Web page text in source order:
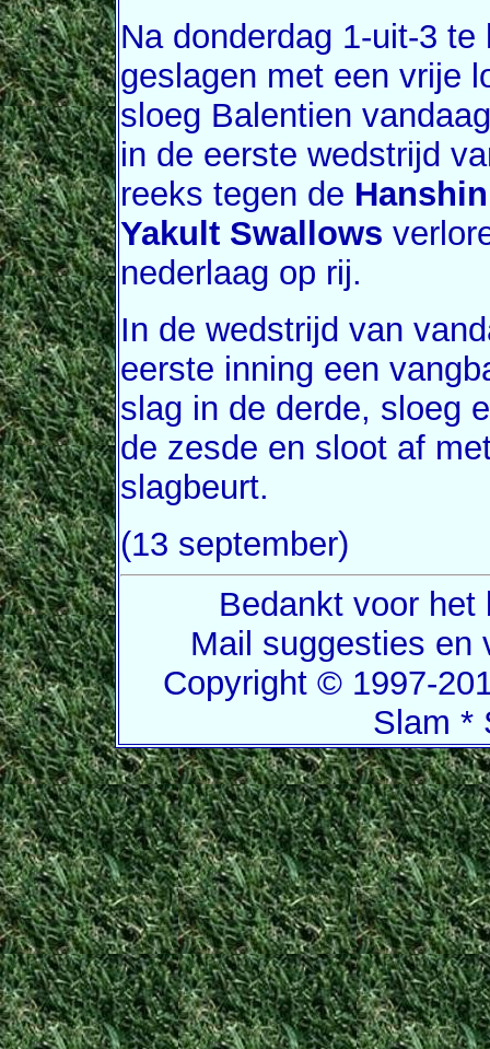
Na donderdag 1-uit-3 te
geslagen met een vrije
sloeg Balentien
in de eerste wedstrijd
reeks tegen de
Yakult Swallows
nederlaag op rij.
In de wedstrijd van
eerste inning een
slag in de derde, sloeg
de zesde en sloot af
slagbeurt.
(13 september)
Bedankt voor
Mail suggesties en
Copyright © 1997-
Slam *